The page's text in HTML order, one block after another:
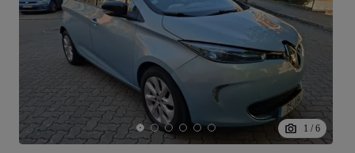
1 / 6